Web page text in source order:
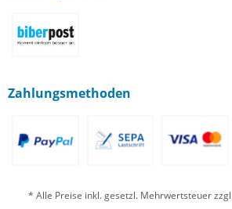
Zahlungsmethoden
* Alle Preise inkl. gesetzl. Mehrwertsteuer